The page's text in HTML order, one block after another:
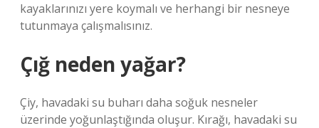
kayaklarınızı yere koymalı ve herhangi bir nesneye
tutunmaya çalışmalısınız.
Çığ neden yağar?
Çiy, havadaki su buharı daha soğuk nesneler
üzerinde yoğunlaştığında oluşur. Kırağı, havadaki su